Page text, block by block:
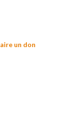
un don